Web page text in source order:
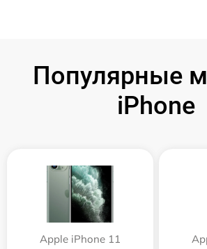
Популярные
iPhone
Apple iPhone 11